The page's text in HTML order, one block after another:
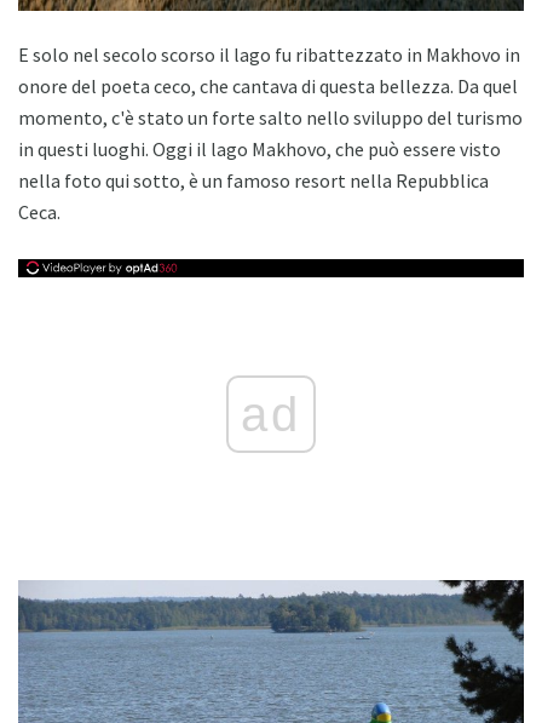
E solo nel secolo scorso il lago fu ribattezzato in Makhovo in
onore del poeta ceco, che cantava di questa bellezza. Da quel
momento, c'è stato un forte salto nello sviluppo del turismo
in questi luoghi. Oggi il lago Makhovo, che può essere visto
nella foto qui sotto, è un famoso resort nella Repubblica
Ceca.
ad